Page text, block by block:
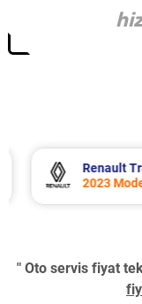
Renault
2023 Model
" Oto servis fiyat